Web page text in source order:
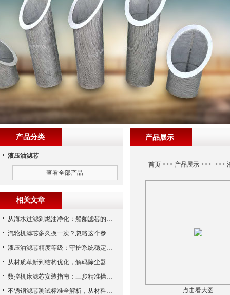
产品展示
首页>>> 产品展示>>> >>>
点击看大图
产品分类
液压油滤芯
查看全部产品
相关文章
从海水过滤到燃油净化：船舶滤芯的多场景应用解析
汽轮机滤芯多久换一次？忽略这个参数，机组非停损失可能上百万！
液压油滤芯精度等级：守护系统稳定与寿命的“微米标尺”
从材质革新到结构优化，解码除尘器滤芯性能跃升的核心逻辑
数控机床滤芯安装指南：三步精准操作，杜绝设备“亚健康”
不锈钢滤芯测试标准全解析，从材料性能到应用场景的严苛验证